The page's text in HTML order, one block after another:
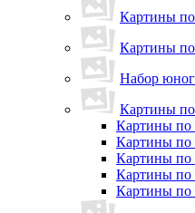
Картины
Картины
Набор
Картины
Картины по
Картины по
Картины по
Картины по
Картины по